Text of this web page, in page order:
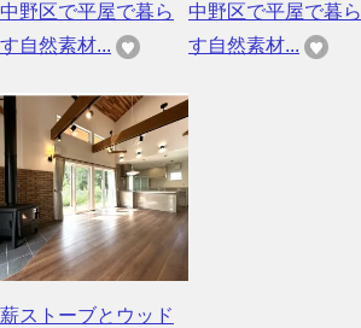
中野区で平屋で暮ら
す自然素材...
中野区で平屋で暮ら
す自然素材...
薪ストーブとウッド